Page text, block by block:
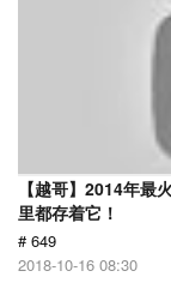
【越哥】2014年最
里都存着它！
# 649
2018-10-16 08:30